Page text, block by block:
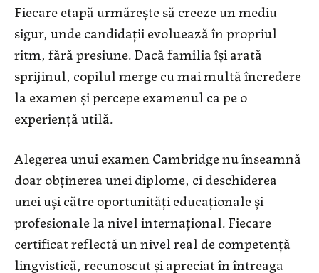
Fiecare etapă urmărește să creeze un mediu
sigur, unde candidații evoluează în propriul
ritm, fără presiune. Dacă familia își arată
sprijinul, copilul merge cu mai multă încredere
la examen și percepe examenul ca pe o
experiență utilă.
Alegerea unui examen Cambridge nu înseamnă
doar obținerea unei diplome, ci deschiderea
unei uși către oportunități educaționale și
profesionale la nivel internațional. Fiecare
certificat reflectă un nivel real de competență
lingvistică, recunoscut și apreciat în întreaga